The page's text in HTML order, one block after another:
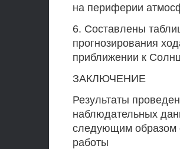
на периферии
6. Составлены
прогнозирования
приближении к
ЗАКЛЮЧЕНИЕ
Результаты
наблюдательных
следующим образом
работы